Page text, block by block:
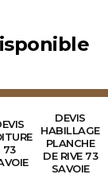
73
DEVIS
HABILLAGE
PLANCHE
DE RIVE 73
SAVOIE